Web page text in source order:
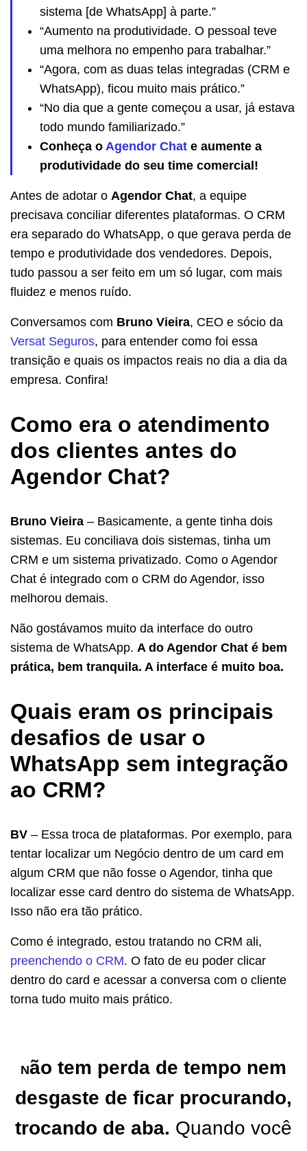
sistema [de WhatsApp] à parte.”
“Aumento na produtividade. O pessoal teve
uma melhora no empenho para trabalhar.”
“Agora, com as duas telas integradas (CRM e
WhatsApp), ficou muito mais prático.”
“No dia que a gente começou a usar, já estava
todo mundo familiarizado.”
Conheça o Agendor Chat e aumente a
produtividade do seu time comercial!
Antes de adotar o Agendor Chat, a equipe
precisava conciliar diferentes plataformas. O CRM
era separado do WhatsApp, o que gerava perda de
tempo e produtividade dos vendedores. Depois,
tudo passou a ser feito em um só lugar, com mais
fluidez e menos ruído.
Conversamos com Bruno Vieira, CEO e sócio da
Versat Seguros, para entender como foi essa
transição e quais os impactos reais no dia a dia da
empresa. Confira!
Como era o atendimento
dos clientes antes do
Agendor Chat?
Bruno Vieira – Basicamente, a gente tinha dois
sistemas. Eu conciliava dois sistemas, tinha um
CRM e um sistema privatizado. Como o Agendor
Chat é integrado com o CRM do Agendor, isso
melhorou demais.
Não gostávamos muito da interface do outro
sistema de WhatsApp. A do Agendor Chat é bem
prática, bem tranquila. A interface é muito boa.
Quais eram os principais
desafios de usar o
WhatsApp sem integração
ao CRM?
BV – Essa troca de plataformas. Por exemplo, para
tentar localizar um Negócio dentro de um card em
algum CRM que não fosse o Agendor, tinha que
localizar esse card dentro do sistema de WhatsApp.
Isso não era tão prático.
Como é integrado, estou tratando no CRM ali,
preenchendo o CRM. O fato de eu poder clicar
dentro do card e acessar a conversa com o cliente
torna tudo muito mais prático.
Não tem perda de tempo nem
desgaste de ficar procurando,
trocando de aba. Quando você